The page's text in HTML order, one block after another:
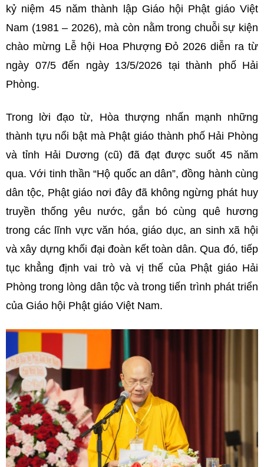
kỷ niệm 45 năm thành lập Giáo hội Phật giáo Việt
Nam (1981 – 2026), mà còn nằm trong chuỗi sự kiện
chào mừng Lễ hội Hoa Phượng Đỏ 2026 diễn ra từ
ngày 07/5 đến ngày 13/5/2026 tại thành phố Hải
Phòng.
Trong lời đạo từ, Hòa thượng nhấn mạnh những
thành tựu nổi bật mà Phật giáo thành phố Hải Phòng
và tỉnh Hải Dương (cũ) đã đạt được suốt 45 năm
qua. Với tinh thần “Hộ quốc an dân”, đồng hành cùng
dân tộc, Phật giáo nơi đây đã không ngừng phát huy
truyền thống yêu nước, gắn bó cùng quê hương
trong các lĩnh vực văn hóa, giáo dục, an sinh xã hội
và xây dựng khối đại đoàn kết toàn dân. Qua đó, tiếp
tục khẳng định vai trò và vị thế của Phật giáo Hải
Phòng trong lòng dân tộc và trong tiến trình phát triển
của Giáo hội Phật giáo Việt Nam.